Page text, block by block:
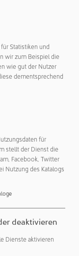
und
der
ist eine
wachsen auch
müssen
und
nachträgliches
der Planung
zu minimieren,
sind.
es bei der
ankommt
aufgebaut sein
Statistiken und
wir zum Beispiel die
wie gut der Nutzer
dementsprechend
für
stellt der Dienst die
Facebook, Twitter
Nutzung des Katalogs
deaktivieren
Dienste aktivieren